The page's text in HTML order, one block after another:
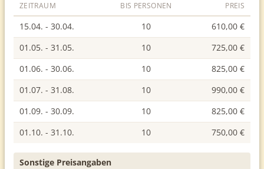
ZEITRAUM BIS PERSONEN PREIS
15.04. - 30.04. 10
610,00 €
01.05. - 31.05.
10
725,00 €
01.06. - 30.06.
10
825,00 €
01.07. - 31.08.
10
990,00 €
01.09. - 30.09.
10
825,00 €
01.10. - 31.10.
10 750,00 €
Sonstige Preisangaben